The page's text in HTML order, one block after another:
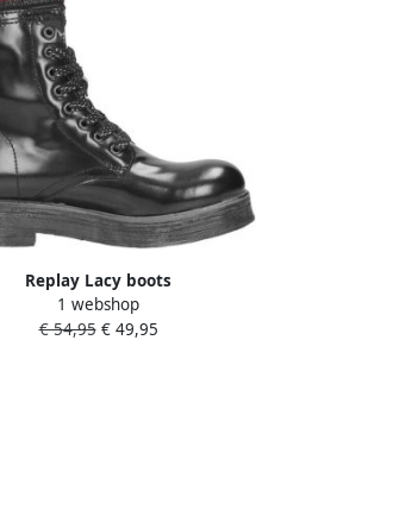
Replay Lacy boots
1 webshop
€ 54,95€ 49,95